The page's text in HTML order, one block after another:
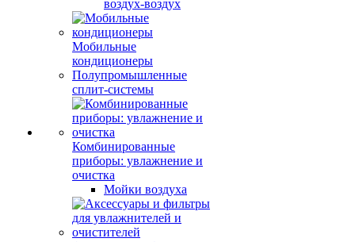
воздух-воздух
Мобильные
кондиционеры
Полупромышленные
сплит-системы
Комбинированные
приборы: увлажнение и
очистка
Мойки воздуха